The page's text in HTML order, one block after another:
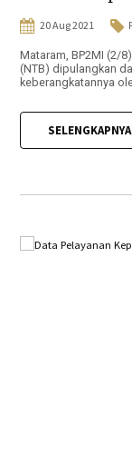
20 Aug 2021
Mataram, BP2MI (2/
(NTB) dipulangkan
keberangkatannya
SELENGKAPNYA